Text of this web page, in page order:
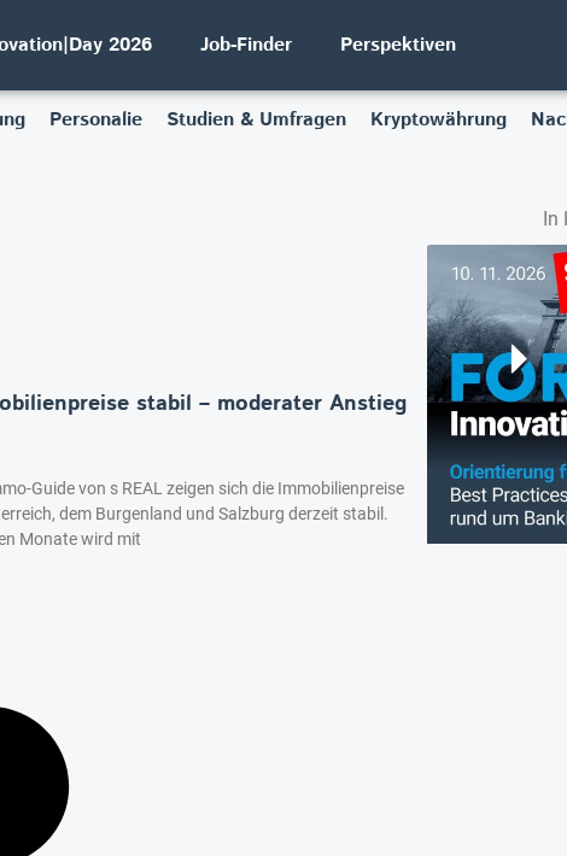
2026 Job-Finder Perspektiven
Personalie Studien & Umfragen Kryptowährung
In
stabil – moderater Anstieg
Guide von s REAL zeigen sich die Immobilienpreise
dem Burgenland und Salzburg derzeit stabil.
Monate wird mit